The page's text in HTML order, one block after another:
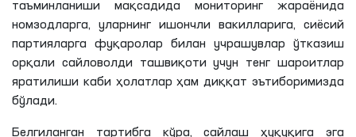
таъминланиши мақсадида мониторинг жараёнида
номзодларга, уларнинг ишончли вакилларига, сиёсий
партияларга фуқаролар билан учрашувлар ўтказиш
орқали сайловолди ташвиқоти учун тенг шароитлар
яратилиши каби ҳолатлар ҳам диққат эътиборимизда
бўлади.
Белгиланган тартибга кўра, сайлаш ҳуқуқига эга